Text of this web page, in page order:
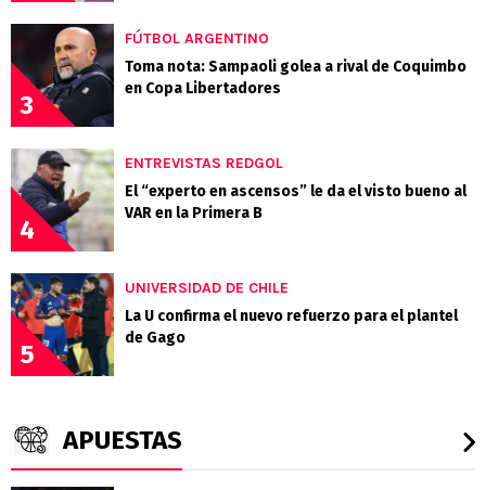
3
FÚTBOL ARGENTINO
Toma nota: Sampaoli golea a rival de Coquimbo
en Copa Libertadores
4
ENTREVISTAS REDGOL
El “experto en ascensos” le da el visto bueno al
VAR en la Primera B
5
UNIVERSIDAD DE CHILE
La U confirma el nuevo refuerzo para el plantel
de Gago
APUESTAS